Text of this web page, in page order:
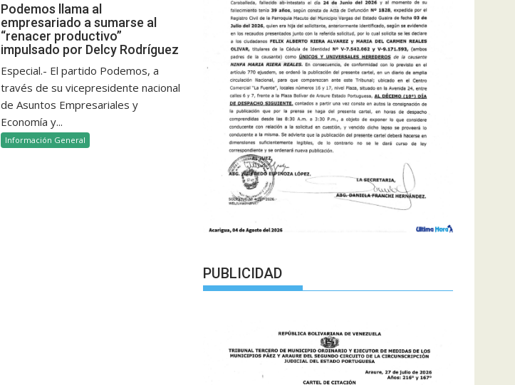
Podemos llama al
empresariado a sumarse al
“renacer productivo”
impulsado por Delcy Rodríguez
Especial.- El partido Podemos, a
través de su vicepresidente nacional
de Asuntos Empresariales y
Economía y...
Información General
PUBLICIDAD